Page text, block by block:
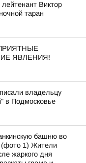
Виктор
таран
ЯВЛЕНИЯ!
владельцу
в Подмосковье
башню во
(фото 1) Жители
жаркого дня